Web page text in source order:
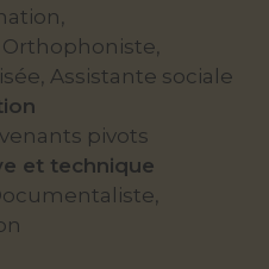
Assistante sociale
pivots
et technique